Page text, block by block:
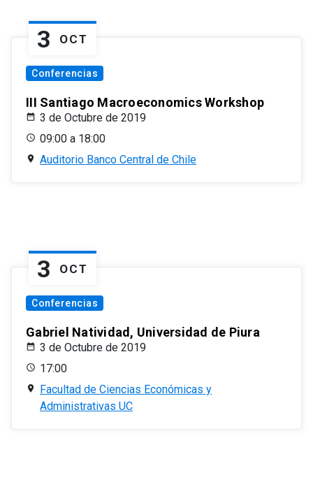
3 OCT
Conferencias
III Santiago Macroeconomics Workshop
3 de Octubre de 2019
09:00 a 18:00
Auditorio Banco Central de Chile
3 OCT
Conferencias
Gabriel Natividad, Universidad de Piura
3 de Octubre de 2019
17:00
Facultad de Ciencias Económicas y
Administrativas UC